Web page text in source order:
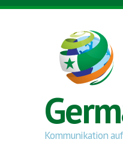
Skip to main content
Kommunikation